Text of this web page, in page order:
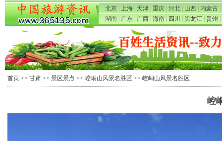
北京 上海 天津 重庆 河北 山西 内蒙古
湖南
广东 广西 海南 四川 黑龙江 贵州
首页 >> 甘肃 >> 景区景点 >> 崆峒山风景名胜区 >> 崆峒山风景名胜区
崆